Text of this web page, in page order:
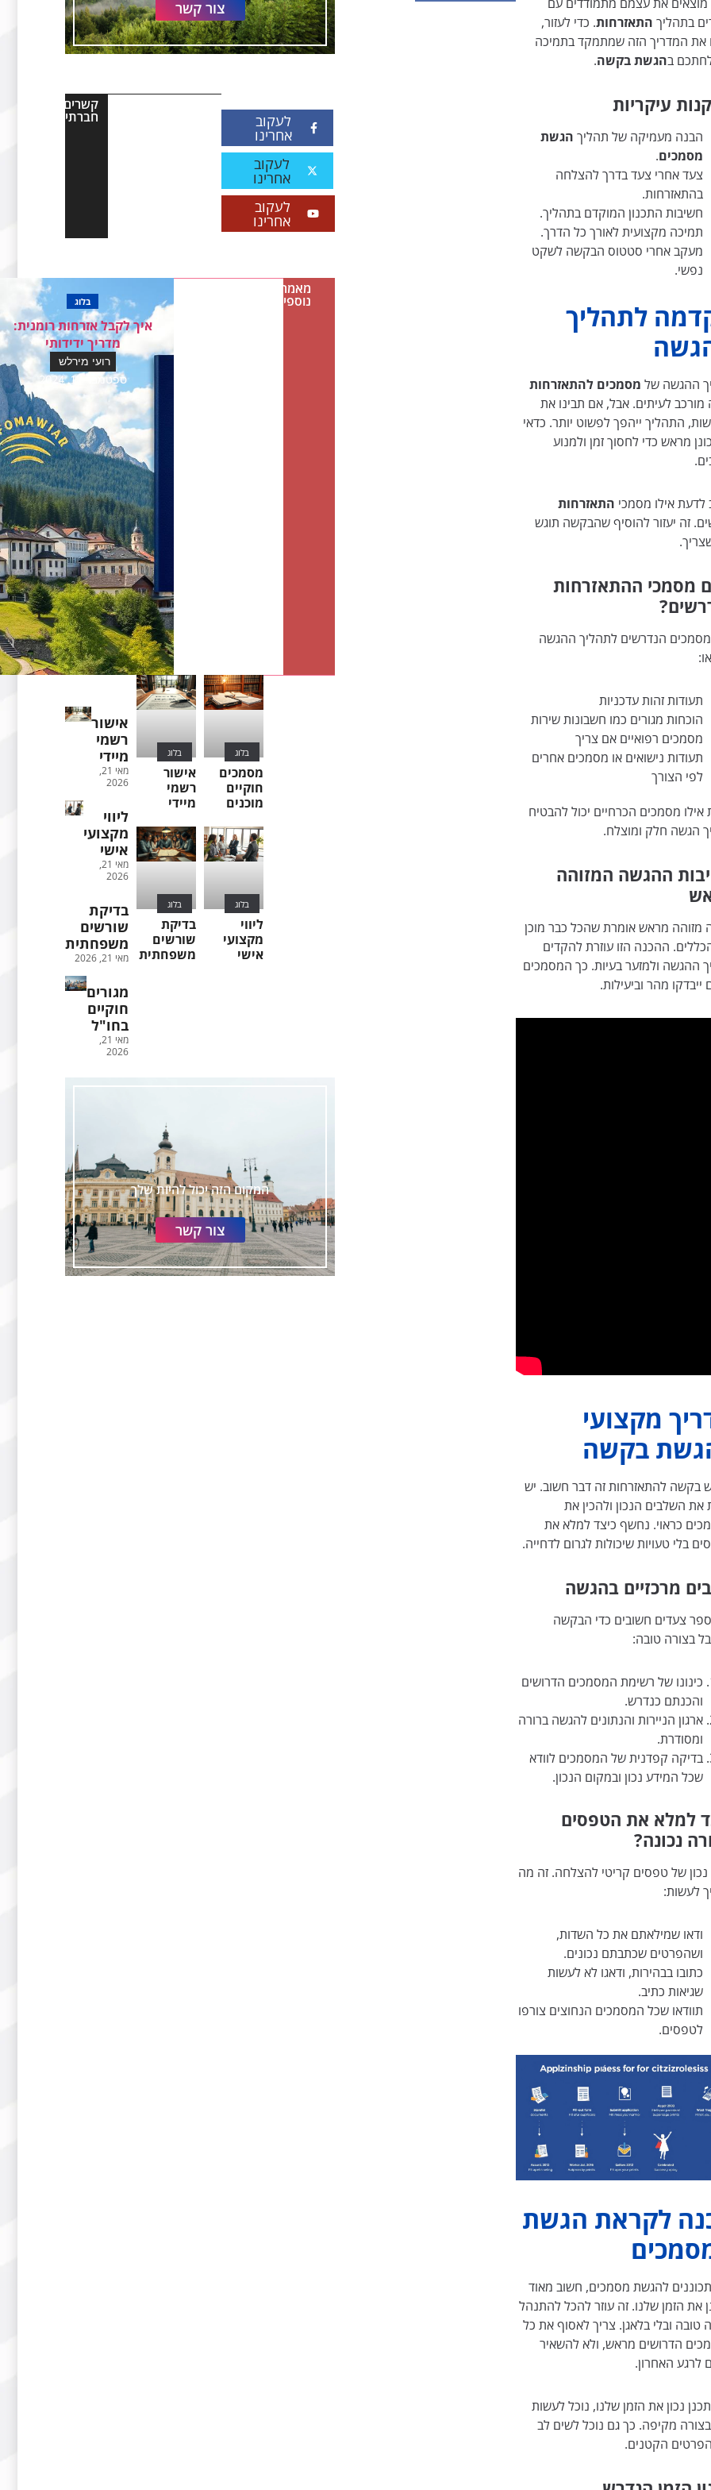
בתהליך התאזרחות. כדי לעזור,
את המדריך הזה שמתמקד בתמיכה
בהגשת בקשה.
עיקריות
הבנה מעמיקה של תהליך הגשת
מסמכים.
צעד אחרי צעד בדרך להצלחה
בהתאזרחות.
חשיבות התכנון המוקדם בתהליך.
תמיכה מקצועית לאורך כל הדרך.
מעקב אחרי סטטוס הבקשה לשקט
נפשי.
לתהליך
ההגשה של מסמכים להתאזרחות
מורכב לעיתים. אבל, אם תבינו את
התהליך ייהפך לפשוט יותר. כדאי
מראש כדי לחסוך זמן ולמנוע
לדעת אילו מסמכי התאזרחות
זה יעזור להוסיף שהבקשה תוגש
מסמכי ההתאזרחות
הנדרשים לתהליך ההגשה
תעודות זהות עדכניות
הוכחות מגורים כמו חשבונות שירות
מסמכים רפואיים אם צריך
תעודות נישואים או מסמכים אחרים
לפי הצורך
אילו מסמכים הכרחיים יכול להבטיח
הגשה חלק ומוצלח.
ההגשה המזוהה
מזוהה מראש אומרת שהכל כבר מוכן
ההכנה הזו עוזרת להקדים
ההגשה ולמזער בעיות. כך המסמכים
מהר וביעילות.
מקצועי
בקשה
בקשה להתאזרחות זה דבר חשוב. יש
את השלבים הנכון ולהכין את
כראוי. נחשף כיצד למלא את
בלי טעויות שיכולות לגרום לדחייה.
מרכזיים בהגשה
צעדים חשובים כדי הבקשה
בצורה טובה:
כינונו של רשימת המסמכים הדרושים
והכנתם כנדרש.
ארגון הניירות והנתונים להגשה ברורה
ומסודרת.
בדיקה קפדנית של המסמכים לוודא
שכל המידע נכון ובמקום הנכון.
למלא את הטפסים
נכונה?
נכון של טפסים קריטי להצלחה. זה מה
לעשות:
ודאו שמילאתם את כל השדות,
ושהפרטים שכתבתם נכונים.
כתובו בבהירות, ודאגו לא לעשות
שגיאות כתיב.
תוודאו שכל המסמכים הנחוצים צורפו
לטפסים.
לקראת הגשת
להגשת מסמכים, חשוב מאוד
את הזמן שלנו. זה עוזר להכל להתנהל
טובה ובלי בלאגן. צריך לאסוף את כל
הדרושים מראש, ולא להשאיר
לרגע האחרון.
נכון את הזמן שלנו, נוכל לעשות
מקיפה. כך גם נוכל לשים לב
הקטנים.
צור קשר
קשרים
חברתיים לעקוב
אחרינו
לעקוב
אחרינו
לעקוב
אחרינו
מאמרים
נוספים בלוג
איך לקבל אזרחות רומנית:
מדריך ידידותי
רועי מירלש
ספטמבר 17, 2024
בלוג
מסמכים
חוקיים
מוכנים
בלוג
אישור
רשמי
מיידי
בלוג
ליווי
מקצועי
אישי
בלוג
בדיקת
שורשים
משפחתית
אישור
רשמי
מיידי
מאי 21,
2026
ליווי
מקצועי
אישי
מאי 21,
2026
בדיקת
שורשים
משפחתית
מאי 21, 2026
מגורים
חוקיים
בחו"ל
מאי 21,
2026
המקום הזה יכול להיות שלך
צור קשר